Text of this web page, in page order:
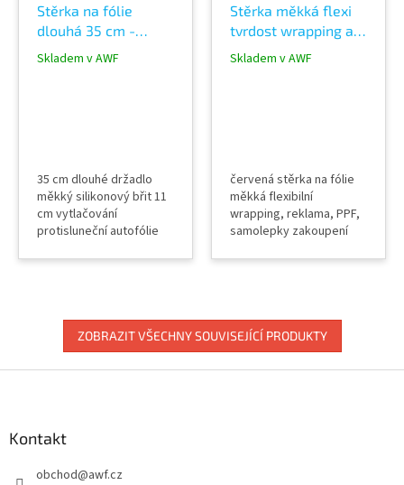
Stěrka na fólie
dlouhá 35 cm -
silikon břit měkký 11
Skladem v AWF
35 cm dlouhé držadlo
měkký silikonový břit 11
cm vytlačování
protisluneční autofólie
dekorové fólie
Stěrka měkká flexi
tvrdost wrapping a
polepy
Skladem v AWF
červená stěrka na fólie
měkká flexibilní
wrapping, reklama, PPF,
samolepky zakoupení
zakoupení stěrky s
ZOBRAZIT VŠECHNY SOUVISEJÍCÍ PRODUKTY
Kontakt
obchod@awf.cz